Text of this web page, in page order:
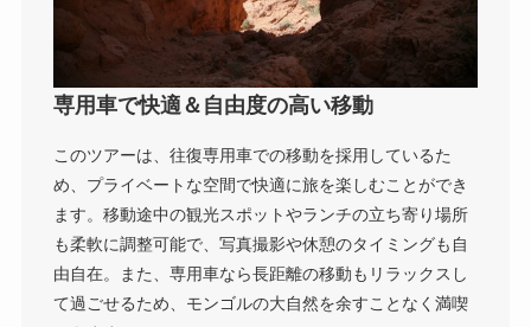
専用車で快適＆自由度の高い移動
このツアーは、往復専用車での移動を採用しているた
め、プライベートな空間で快適に旅を楽しむことができ
ます。移動途中の観光スポットやランチの立ち寄り場所
も柔軟に調整可能で、写真撮影や休憩のタイミングも自
由自在。また、専用車なら長距離の移動もリラックスし
て過ごせるため、モンゴルの大自然を余すことなく満喫